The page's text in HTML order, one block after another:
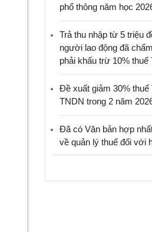
phổ thông năm học
Trả thu nhập từ 5 triệu
người lao động đã
phải khấu trừ 10% thuế
Đề xuất giảm 30% thuế
TNDN trong 2 năm
Đã có Văn bản hợp
về quản lý thuế đối với